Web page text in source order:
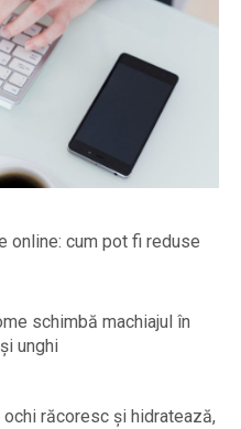
online: cum pot fi reduse
schimbă machiajul în
unghi
răcoresc și hidratează,